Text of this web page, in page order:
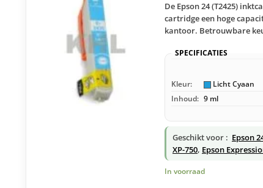
De Epson 24 (T2425)
cartridge een hoge
kantoor. Betrouwbare
SPECIFICATIES
Kleur: Licht Cyaan
Inhoud: 9 ml
Geschikt voor : Epson
XP-750, Epson
In voorraad